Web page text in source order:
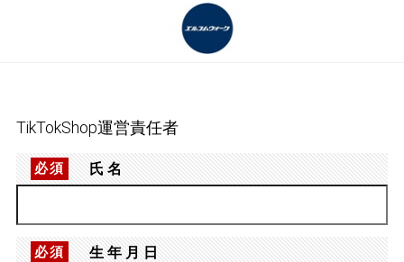
TikTokShop運営責任者
必須 氏名
必須 生年月日